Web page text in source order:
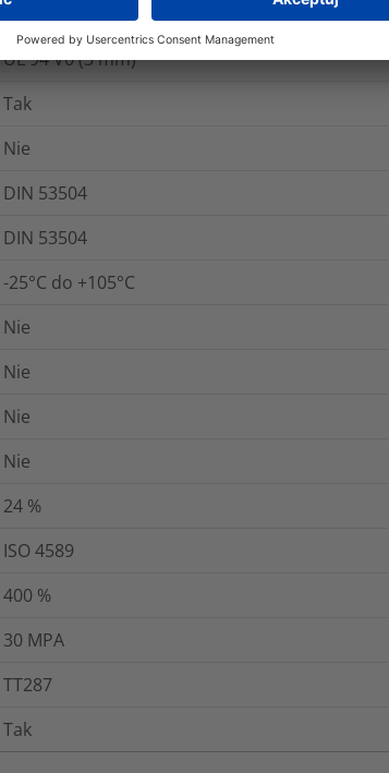
UL 94 V0 (3 mm)
Tak
Nie
DIN 53504
DIN 53504
-25°C do +105°C
Nie
Nie
Nie
Nie
24 %
ISO 4589
400 %
30 MPA
TT287
Tak